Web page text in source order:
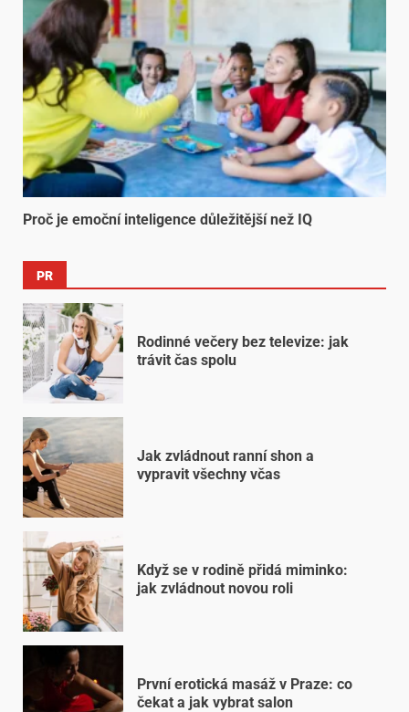
Proč je emoční inteligence důležitější než IQ
PR
Rodinné večery bez televize: jak
trávit čas spolu
Jak zvládnout ranní shon a
vypravit všechny včas
Když se v rodině přidá miminko:
jak zvládnout novou roli
První erotická masáž v Praze: co
čekat a jak vybrat salon